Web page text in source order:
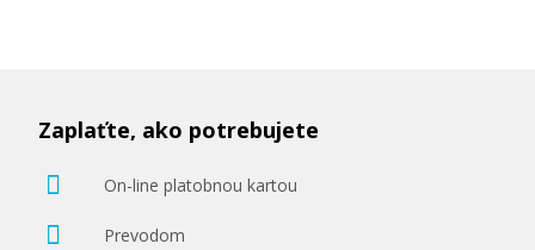
Zaplaťte, ako potrebujete
On-line platobnou kartou
Prevodom